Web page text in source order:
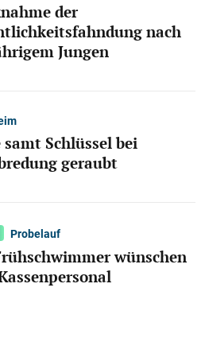
der
nach
Jungen
samt Schlüssel bei
geraubt
Probelauf
wünschen